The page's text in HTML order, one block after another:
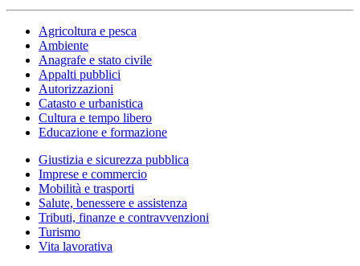
Agricoltura e pesca
Ambiente
Anagrafe e stato civile
Appalti pubblici
Autorizzazioni
Catasto e urbanistica
Cultura e tempo libero
Educazione e formazione
Giustizia e sicurezza pubblica
Imprese e commercio
Mobilità e trasporti
Salute, benessere e assistenza
Tributi, finanze e contravvenzioni
Turismo
Vita lavorativa